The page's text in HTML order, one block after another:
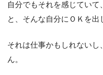
自分でもそれを感じていて
と、そんな自分にＯＫを出
それは仕事かもしれない
ん。